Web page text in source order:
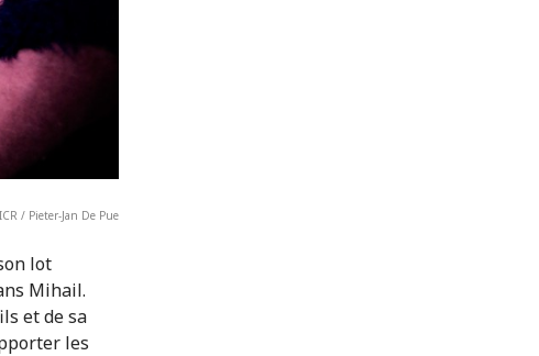
/ Pieter-Jan De Pue
lot
Mihail.
et de sa
les